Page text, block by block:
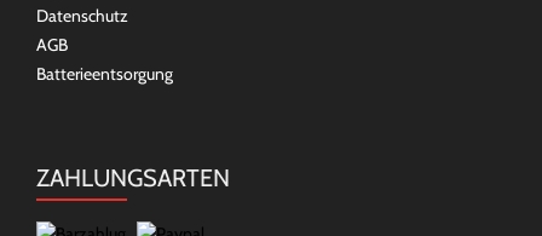
Datenschutz
AGB
Batterieentsorgung
ZAHLUNGSARTEN